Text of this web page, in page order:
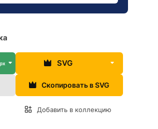
SVG
Скопировать в SVG
Добавить в коллекцию